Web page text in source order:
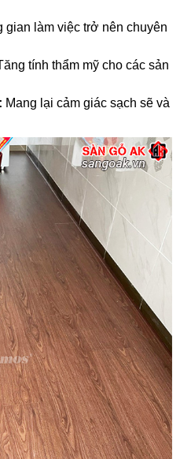
gian làm việc trở nên chuyên
tính thẩm mỹ cho các sản
Mang lại cảm giác sạch sẽ và